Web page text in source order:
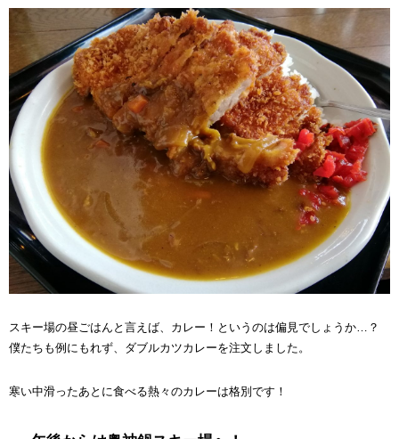
スキー場の昼ごはんと言えば、カレー！というのは偏見でしょうか…？
僕たちも例にもれず、ダブルカツカレーを注文しました。
寒い中滑ったあとに食べる熱々のカレーは格別です！